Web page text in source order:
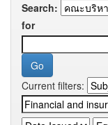
Search:
for
Current filters: